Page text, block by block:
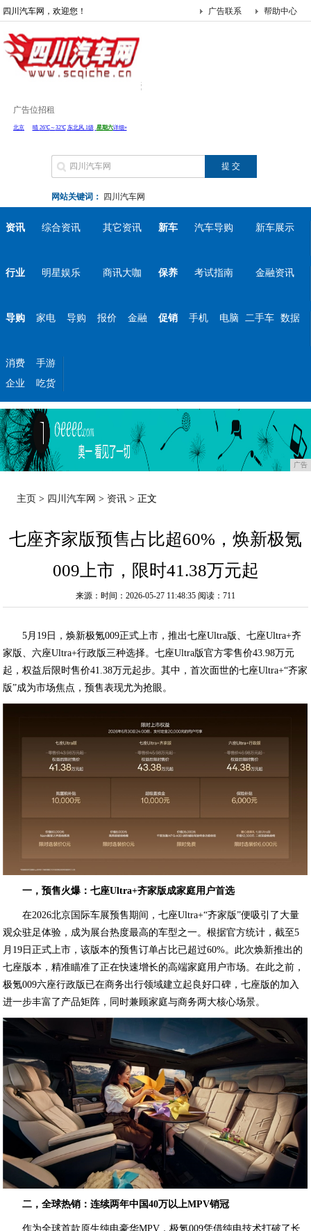
四川汽车网，欢迎您！ 帮助中心
广告联系
广告位招租
网站关键词： 四川汽车网
资讯 综合资讯 其它资讯 新车 汽车导购 新车展示
行业 明星娱乐 商讯大咖 保养 考试指南 金融资讯
导购 家电 导购 报价 金融 促销 手机 电脑 二手车 数据
消费
手游
企业
吃货
广告
主页 > 四川汽车网 > 资讯 > 正文
七座齐家版预售占比超60%，焕新极氪
009上市，限时41.38万元起
来源：时间：2026-05-27 11:48:35 阅读：711
5月19日，焕新极氪009正式上市，推出七座Ultra版、七座Ultra+齐
家版、六座Ultra+行政版三种选择。七座Ultra版官方零售价43.98万元
起，权益后限时售价41.38万元起步。其中，首次面世的七座Ultra+“齐家
版”成为市场焦点，预售表现尤为抢眼。
一，预售火爆：七座Ultra+齐家版成家庭用户首选
在2026北京国际车展预售期间，七座Ultra+“齐家版”便吸引了大量
观众驻足体验，成为展台热度最高的车型之一。根据官方统计，截至5
月19日正式上市，该版本的预售订单占比已超过60%。此次焕新推出的
七座版本，精准瞄准了正在快速增长的高端家庭用户市场。在此之前，
极氪009六座行政版已在商务出行领域建立起良好口碑，七座版的加入
进一步丰富了产品矩阵，同时兼顾家庭与商务两大核心场景。
二，全球热销：连续两年中国40万以上MPV销冠
作为全球首款原生纯电豪华MPV，极氪009凭借纯电技术打破了长